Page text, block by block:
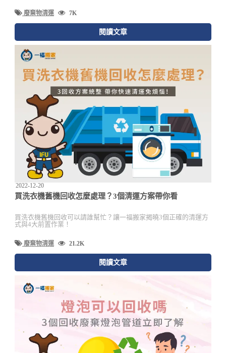
廢棄物清運 7K
閱讀文章
2022-12-20
買洗衣機舊機回收怎麼處理？3個清運方案帶你看
買洗衣機舊機回收可以請誰幫忙？讓一福搬家揭曉3個正確的清運方
式與4大前置作業！
廢棄物清運 21.2K
閱讀文章